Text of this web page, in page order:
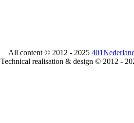
All content © 2012 - 2025
Technical realisation & design © 2012 -